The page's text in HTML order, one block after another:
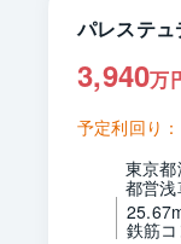
パレステ
3,940万
予定利回り：
東京都
都営
鉄筋